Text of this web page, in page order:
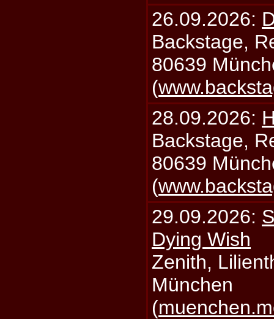
26.09.2026:
Backstage,
80639
(
28.09.2026:
Backstage,
80639
(
29.09.2026:
Dying Wish
Zenith,
München
(